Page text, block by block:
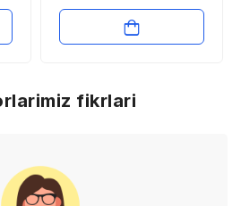
fikrlari